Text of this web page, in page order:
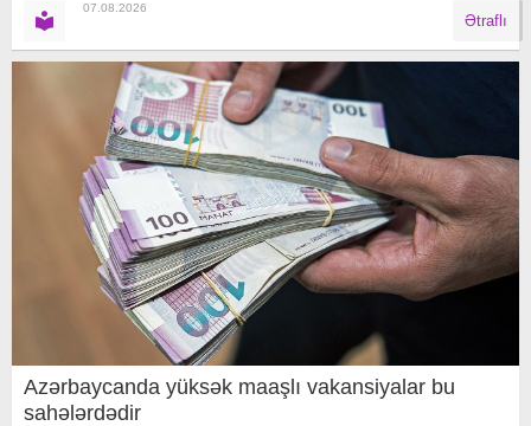
07.08.2026
Ətraflı
Azərbaycanda yüksək maaşlı vakansiyalar bu
sahələrdədir